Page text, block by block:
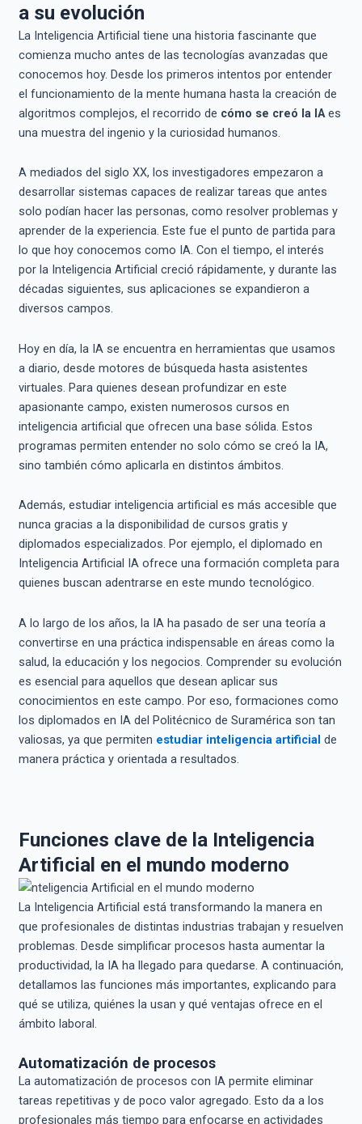
a su evolución
La Inteligencia Artificial tiene una historia fascinante que
comienza mucho antes de las tecnologías avanzadas que
conocemos hoy. Desde los primeros intentos por entender
el funcionamiento de la mente humana hasta la creación de
algoritmos complejos, el recorrido de cómo se creó la IAes
una muestra del ingenio y la curiosidad humanos.
A mediados del siglo XX, los investigadores empezaron a
desarrollar sistemas capaces de realizar tareas que antes
solo podían hacer las personas, como resolver problemas y
aprender de la experiencia. Este fue el punto de partida para
lo que hoy conocemos como IA. Con el tiempo, el interés
por la Inteligencia Artificial creció rápidamente, y durante las
décadas siguientes, sus aplicaciones se expandieron a
diversos campos.
Hoy en día, la IA se encuentra en herramientas que usamos
a diario, desde motores de búsqueda hasta asistentes
virtuales. Para quienes desean profundizar en este
apasionante campo, existen numerosos cursos en
inteligencia artificial que ofrecen una base sólida. Estos
programas permiten entender no solo cómo se creó la IA,
sino también cómo aplicarla en distintos ámbitos.
Además, estudiar inteligencia artificial es más accesible que
nunca gracias a la disponibilidad de cursos gratis y
diplomados especializados. Por ejemplo, el diplomado en
Inteligencia Artificial IA ofrece una formación completa para
quienes buscan adentrarse en este mundo tecnológico.
A lo largo de los años, la IA ha pasado de ser una teoría a
convertirse en una práctica indispensable en áreas como la
salud, la educación y los negocios. Comprender su evolución
es esencial para aquellos que desean aplicar sus
conocimientos en este campo. Por eso, formaciones como
los diplomados en IA del Politécnico de Suramérica son tan
valiosas, ya que permiten estudiar inteligencia artificial de
manera práctica y orientada a resultados.
Funciones clave de la Inteligencia
Artificial en el mundo moderno
La Inteligencia Artificial está transformando la manera en
que profesionales de distintas industrias trabajan y resuelven
problemas. Desde simplificar procesos hasta aumentar la
productividad, la IA ha llegado para quedarse. A continuación,
detallamos las funciones más importantes, explicando para
qué se utiliza, quiénes la usan y qué ventajas ofrece en el
ámbito laboral.
Automatización de procesos
La automatización de procesos con IA permite eliminar
tareas repetitivas y de poco valor agregado. Esto da a los
profesionales más tiempo para enfocarse en actividades